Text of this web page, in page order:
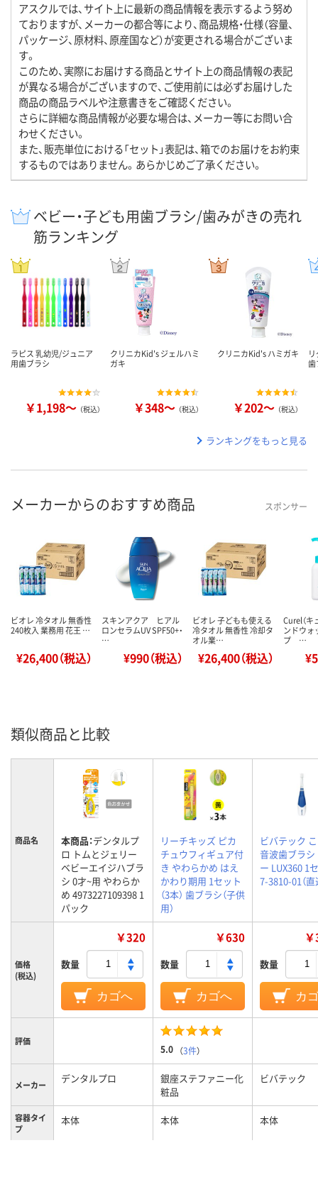
アスクルでは、サイト上に最新の商品情報を表示するよう努め
ておりますが、メーカーの都合等により、商品規格・仕様（容量、
パッケージ、原材料、原産国など）が変更される場合がございま
す。
このため、実際にお届けする商品とサイト上の商品情報の表記
が異なる場合がございますので、ご使用前には必ずお届けした
商品の商品ラベルや注意書きをご確認ください。
さらに詳細な商品情報が必要な場合は、メーカー等にお問い合
わせください。
また、販売単位における「セット」表記は、箱でのお届けをお約束
するものではありません。あらかじめご了承ください。
ベビー・子ども用歯ブラシ/歯みがきの売れ
筋ランキング
ラピス 乳幼児/ジュニア
用歯ブラシ
￥1,198～ （税込）
クリニカKid's ジェルハミ
ガキ
￥348～ （税込）
クリニカKid's ハミガキ
￥202～ （税込）
歯
ランキングをもっと見る
メーカーからのおすすめ商品 スポンサー
ビオレ 冷タオル 無香性
240枚入 業務用 花王 …
¥26,400（税込）
スキンアクア ヒアル
ロンセラムUV SPF50+・
…
¥990（税込）
ビオレ 子どもも使える
冷タオル 無香性 冷却タ
オル業…
¥26,400（税込）
Curel（キ
ンドウォ
プ …
類似商品と比較
商品名 本商品：デンタルプ
ロ トムとジェリー
ベビーエイジハブラ
シ 0才~用 やわらか
め 4973227109398 1
パック
リーチキッズ ピカ
チュウフィギュア付
き やわらかめ はえ
かわり期用 1セット
（3本） 歯ブラシ（子供
用）
ビバテック
音波歯ブラシ
ー LUX360 1
7-3810-01（直
価格
(税込)
￥320
数量
カゴへ
￥630
数量
カゴへ
数量
カ
評価
5.0 （3件）
メーカー デンタルプロ
銀座ステファニー化
粧品
ビバテック
容器タイ
プ
本体 本体 本体